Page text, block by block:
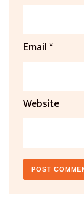
Email*
Website